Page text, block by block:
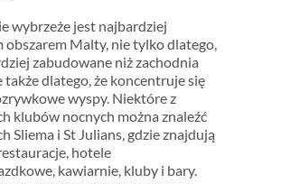
wybrzeże jest najbardziej
obszarem Malty, nie tylko dlatego,
zabudowane niż zachodnia
także dlatego, że koncentruje się
wyspy. Niektóre z
klubów nocnych można znaleźć
Sliema i St Julians, gdzie znajdują
hotele
kawiarnie, kluby i bary.